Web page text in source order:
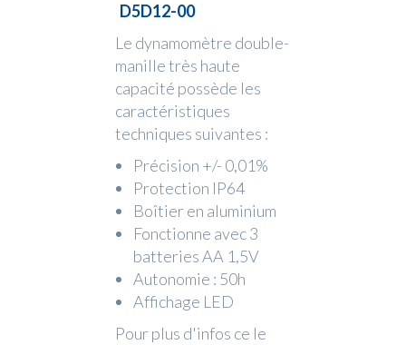
D5D12-00
Le dynamomètre double-
manille très haute
capacité possède les
caractéristiques
techniques suivantes :
Précision +/- 0,01%
Protection IP64
Boîtier en aluminium
Fonctionne avec 3
batteries AA 1,5V
Autonomie : 50h
Affichage LED
Pour plus d'infos ce le